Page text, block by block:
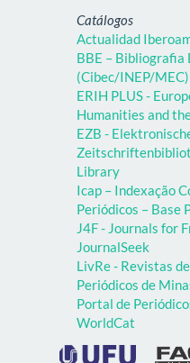
Catálogos
Actualidad
BBE – Bibliografia
(Cibec/INEP/MEC)
ERIH PLUS -
Humanities and
EZB -
Library
Icap – Indexação
Periódicos – Base
J4F - Journals for
JournalSeek
LivRe - Revistas
Periódicos de
Portal de
WorldCat